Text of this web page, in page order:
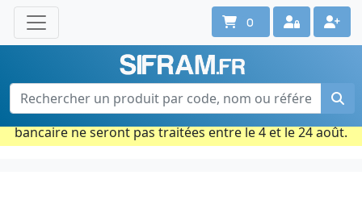
Une question ? Un conseil ?
Contactez-nous au 02 40 92 17 71
Ouvert du lun. au vend. de 08h à 18h
Période estivale : Les commandes prises par carte
bancaire ne seront pas traitées entre le 4 et le 24 août.
0